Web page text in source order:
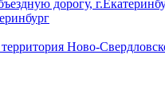
дорогу,
Ново-